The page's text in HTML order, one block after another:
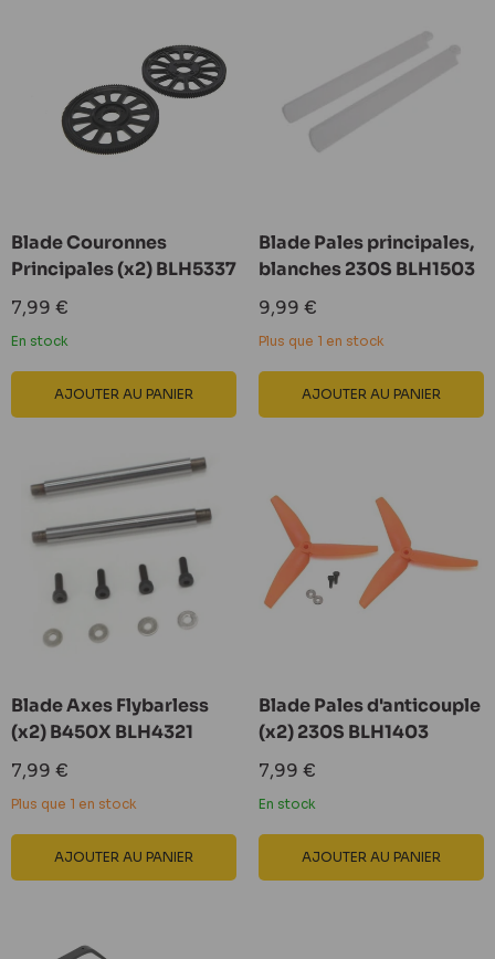
Blade Couronnes
Principales (x2) BLH5337
Prix
réduit
7,99 €
En stock
AJOUTER AU PANIER
Blade Pales principales,
blanches 230S BLH1503
Prix
réduit
9,99 €
Plus que 1 en stock
AJOUTER AU PANIER
Blade Axes Flybarless
(x2) B450X BLH4321
Prix
réduit
7,99 €
Plus que 1 en stock
AJOUTER AU PANIER
Blade Pales d'anticouple
(x2) 230S BLH1403
Prix
réduit
7,99 €
En stock
AJOUTER AU PANIER